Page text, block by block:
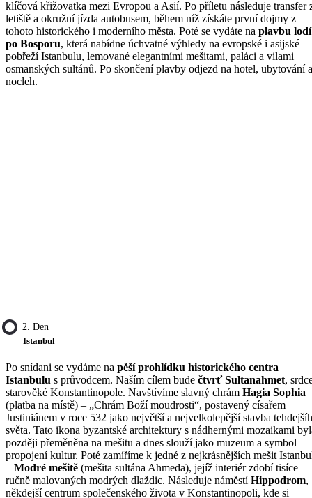
klíčová křižovatka mezi Evropou a Asií. Po příletu následuje transfer
letiště a okružní jízda autobusem, během níž získáte první dojmy z
tohoto historického i moderního města. Poté se vydáte na plavbu lodí
po Bosporu, která nabídne úchvatné výhledy na evropské i asijské
pobřeží Istanbulu, lemované elegantními mešitami, paláci a vilami
osmanských sultánů. Po skončení plavby odjezd na hotel, ubytování a
nocleh.
2. Den
Istanbul
Po snídani se vydáme na pěší prohlídku historického centra
Istanbulu s průvodcem. Naším cílem bude čtvrť Sultanahmet,
starověké Konstantinopole. Navštívíme slavný chrám Hagia Sophia
(platba na místě) – „Chrám Boží moudrosti“, postavený císařem
Justiniánem v roce 532 jako největší a nejvelkolepější stavba
světa. Tato ikona byzantské architektury s nádhernými mozaikami
později přeměněna na mešitu a dnes slouží jako muzeum a symbol
propojení kultur. Poté zamíříme k jedné z nejkrásnějších mešit
– Modré mešitě (mešita sultána Ahmeda), jejíž interiér zdobí tisíce
ručně malovaných modrých dlaždic. Následuje náměstíHippodrom,
někdejší centrum společenského života v Konstantinopoli, kde si